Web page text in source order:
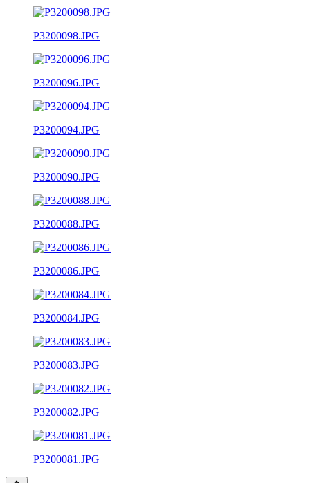
P3200098.JPG
P3200096.JPG
P3200094.JPG
P3200090.JPG
P3200088.JPG
P3200086.JPG
P3200084.JPG
P3200083.JPG
P3200082.JPG
P3200081.JPG